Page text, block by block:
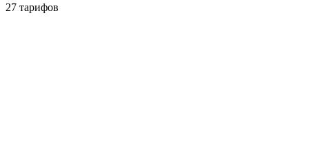
27 тарифов